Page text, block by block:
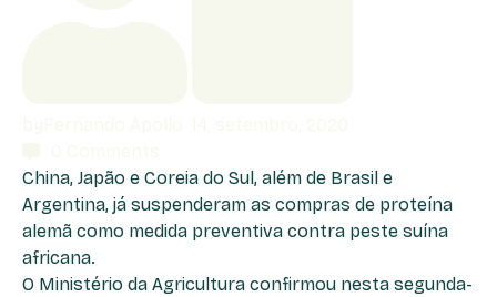
China, Japão e Coreia do Sul, além de Brasil e
Argentina, já suspenderam as compras de proteína
alemã como medida preventiva contra peste suína
africana.
O Ministério da Agricultura confirmou nesta segunda-